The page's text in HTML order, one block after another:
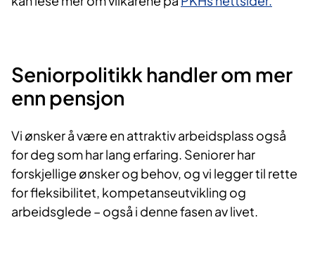
Seniorpolitikk handler om mer
enn pensjon
Vi ønsker å være en attraktiv arbeidsplass også
for deg som har lang erfaring. Seniorer har
forskjellige ønsker og behov, og vi legger til rette
for fleksibilitet, kompetanseutvikling og
arbeidsglede – også i denne fasen av livet.